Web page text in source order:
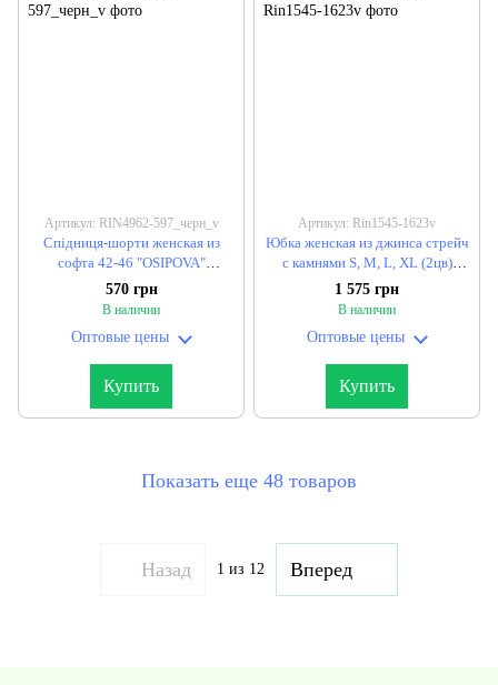
Артикул: RIN4962-597_черн_v
Спідниця-шорти женская из
софта 42-46 "OSIPOVA"
недорого от прямого
поставщика
570 грн
В наличии
Оптовые цены
Купить
Артикул: Rin1545-1623v
Юбка женская из джинса стрейч
с камнями S, M, L, XL (2цв)
"ASPERAMO" недорого от
прямого поставщика
1 575 грн
В наличии
Оптовые цены
Купить
Показать еще 48 товаров
Назад 1 из 12 Вперед